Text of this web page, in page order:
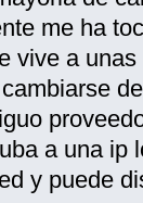
me ha
vive a
a una ip
y puede